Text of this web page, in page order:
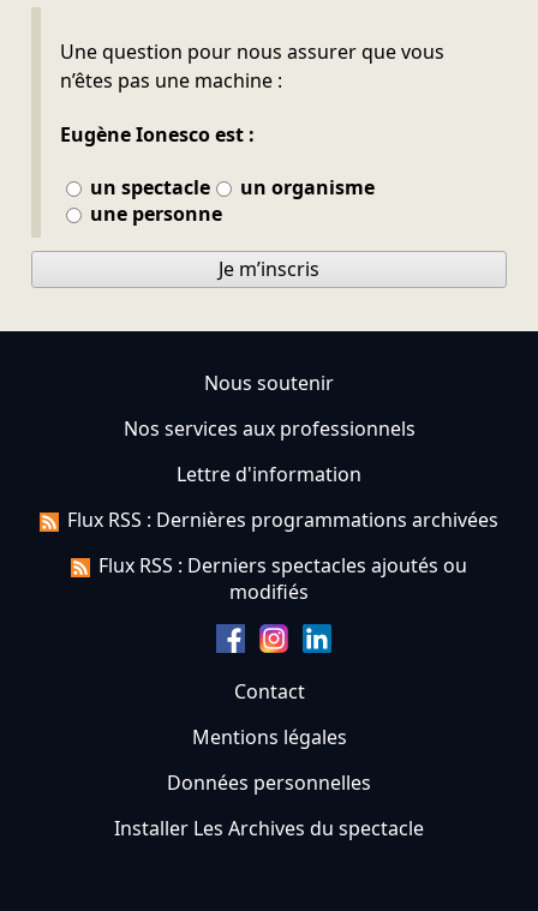
Une question pour nous assurer que vous
n’êtes pas une machine :
Eugène Ionesco est :
un spectacle
un organisme
une personne
Ne pas remplir
Je m’inscris
Nous soutenir
Nos services aux professionnels
Lettre d'information
Flux RSS : Dernières programmations archivées
Flux RSS : Derniers spectacles ajoutés ou
modifiés
Contact
Mentions légales
Données personnelles
Installer Les Archives du spectacle